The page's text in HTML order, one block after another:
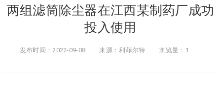
两组滤筒除尘器在江西某制药厂成功
投入使用
发布时间：2022-09-08 来源：利菲尔特 浏览量：1